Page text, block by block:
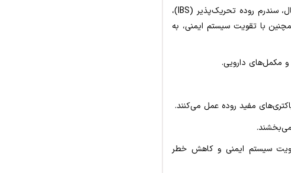
پژوهش‌ها نشان می‌دهند پروبیوتیک‌ها می‌توانند در پیشگیری و درمان اسهال، سندرم روده تحریک‌پذیر (IBS)،
با تقویت سیستم ایمنی، به
و مکمل‌های دارویی.
مفید روده عمل می‌کنند.
می‌بخشند.
سیستم ایمنی و کاهش خطر